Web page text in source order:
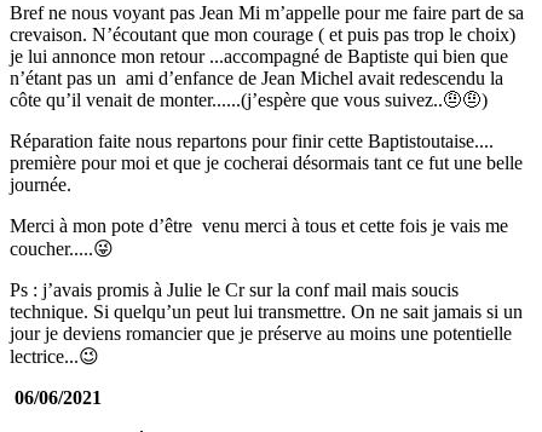
Bref ne nous voyant pas Jean Mi m’appelle pour me faire part de sa
crevaison. N’écoutant que mon courage ( et puis pas trop le choix)
je lui annonce mon retour ...accompagné de Baptiste qui bien que
n’étant pas un ami d’enfance de Jean Michel avait redescendu la
côte qu’il venait de monter......(j’espère que vous suivez..🤨🤨)
Réparation faite nous repartons pour finir cette Baptistoutaise....
première pour moi et que je cocherai désormais tant ce fut une belle
journée.
Merci à mon pote d’être venu merci à tous et cette fois je vais me
coucher.....😜
Ps : j’avais promis à Julie le Cr sur la conf mail mais soucis
technique. Si quelqu’un peut lui transmettre. On ne sait jamais si un
jour je deviens romancier que je préserve au moins une potentielle
lectrice...😉
06/06/2021